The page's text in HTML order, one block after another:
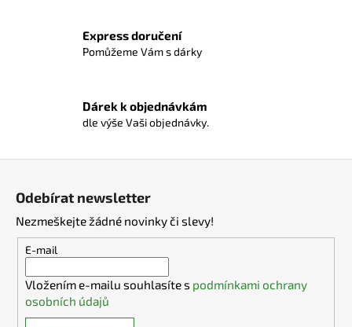
í
p
k
y
ý
s
u
Express doručení
Pomůžeme Vám s dárky
Dárek k objednávkám
dle výše Vaši objednávky.
Odebírat newsletter
Nezmeškejte žádné novinky či slevy!
E-mail
Vložením e-mailu souhlasíte s podmínkami ochrany
osobních údajů